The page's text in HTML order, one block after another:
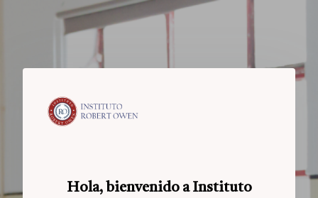
Salta al contenido principal
Hola, bienvenido a Instituto